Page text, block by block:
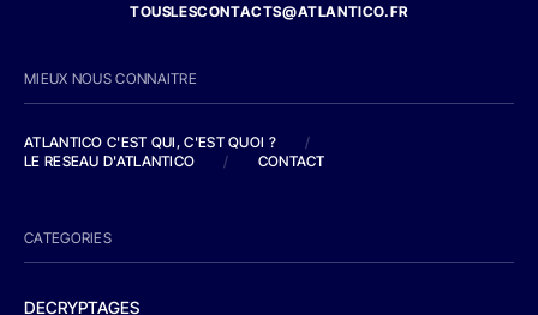
TOUSLESCONTACTS@ATLANTICO.FR
MIEUX NOUS CONNAITRE
ATLANTICO C'EST QUI, C'EST QUOI ?
/
LE RESEAU D'ATLANTICO
/ CONTACT
CATEGORIES
DECRYPTAGES